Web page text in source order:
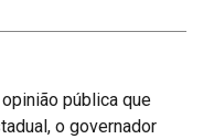
pública que
o governador